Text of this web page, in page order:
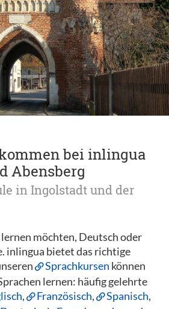
bei inlingua
Abensberg
in Ingolstadt und der
lernen möchten, Deutsch oder
inlingua bietet das richtige
Sprachkursen können
lernen: häufig gelehrte
, Französisch, Spanisch,